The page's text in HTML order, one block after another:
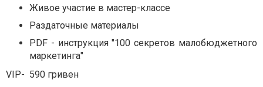
Живое участие в мастер-классе
Раздаточные материалы
PDF - инструкция "100 секретов малобюджетного
маркетинга"
VIP- 590 гривен